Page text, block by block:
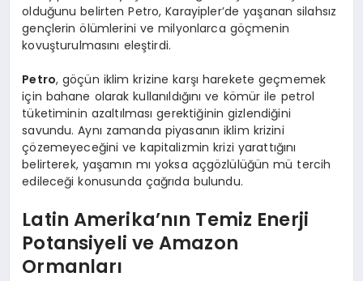
olduğunu belirten Petro, Karayipler’de yaşanan silahsız
gençlerin ölümlerini ve milyonlarca göçmenin
kovuşturulmasını eleştirdi.
Petro, göçün iklim krizine karşı harekete geçmemek
için bahane olarak kullanıldığını ve kömür ile petrol
tüketiminin azaltılması gerektiğinin gizlendiğini
savundu. Aynı zamanda piyasanın iklim krizini
çözemeyeceğini ve kapitalizmin krizi yarattığını
belirterek, yaşamın mı yoksa açgözlülüğün mü tercih
edileceği konusunda çağrıda bulundu.
Latin Amerika’nın Temiz Enerji
Potansiyeli ve Amazon
Ormanları